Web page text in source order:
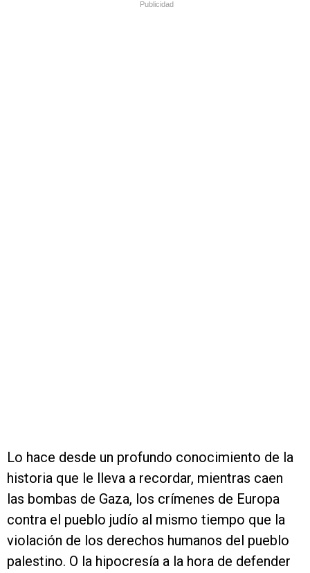
Publicidad
Lo hace desde un profundo conocimiento de la
historia que le lleva a recordar, mientras caen
las bombas de Gaza, los crímenes de Europa
contra el pueblo judío al mismo tiempo que la
violación de los derechos humanos del pueblo
palestino. O la hipocresía a la hora de defender